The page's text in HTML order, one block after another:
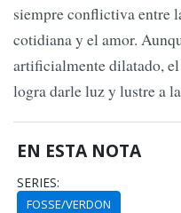
siempre conflictiva entre
cotidiana y el amor.
artificialmente dilatado,
logra darle luz y lustre a
EN ESTA NOTA
SERIES:
FOSSE/VERDON